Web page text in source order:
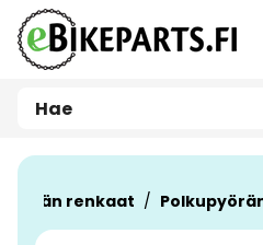
Siirry pääsisältöön
renkaat